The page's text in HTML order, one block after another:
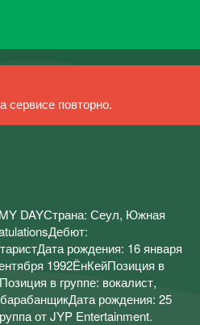
сервисе повторно.
DAYСтрана: Сеул, Южная
рождения: 16 января
1992ЁнКейПозиция в
в группе: вокалист,
рождения: 25
от JYP Entertainment.